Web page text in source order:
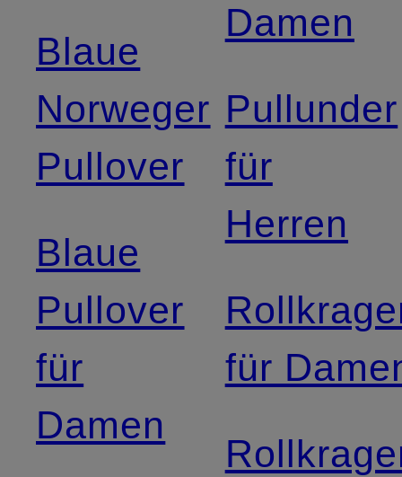
Blaue
Norweger
Pullover
Blaue
Pullover
für
Damen
Damen
Pullunder
für
Herren
für